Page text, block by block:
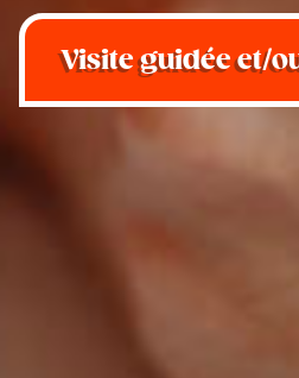
Visite guidée et/